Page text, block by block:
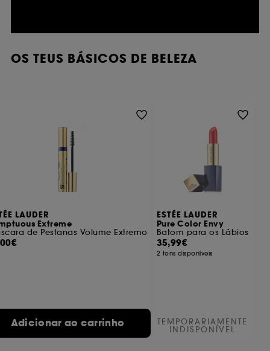
OS TEUS BÁSICOS DE BELEZA
LAUDER
Extreme
de Pestanas Volume Extremo
Adicionar ao carrinho
ESTÉE LAUDER
Pure Color Envy
Batom para os Lábios
35,99€
2 tons disponíveis
TEMPORARIAMENTE
INDISPONÍVEL
optar por retirar o teu consentimento a qualquer
momento.